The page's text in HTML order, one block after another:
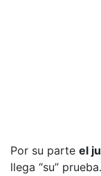
Por su parte el
llega “su”